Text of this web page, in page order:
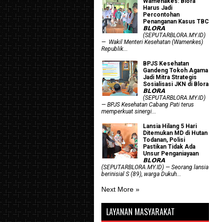
Harus Jadi
Percontohan
Penanganan Kasus TBC
𝗕𝗟𝗢𝗥𝗔
(SEPUTARBLORA.MY.ID)
— Wakil Menteri Kesehatan (Wamenkes)
Republik...
BPJS Kesehatan
Gandeng Tokoh Agama
Jadi Mitra Strategis
Sosialisasi JKN di Blora
𝗕𝗟𝗢𝗥𝗔
(SEPUTARBLORA.MY.ID)
— BPJS Kesehatan Cabang Pati terus
memperkuat sinergi...
Lansia Hilang 5 Hari
Ditemukan MD di Hutan
Todanan, Polisi
Pastikan Tidak Ada
Unsur Penganiayaan
𝗕𝗟𝗢𝗥𝗔
(SEPUTARBLORA.MY.ID) — Seorang lansia
berinisial S (89), warga Dukuh...
Next More »
LAYANAN MASYARAKAT